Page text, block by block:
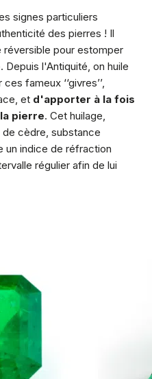
signes particuliers
des pierres ! Il
pour estomper
. Depuis l'Antiquité, on huile
fameux ‘‘givres’’,
et d'apporter à la fois
pierre. Cet huilage,
de cèdre, substance
un indice de réfraction
régulier afin de lui